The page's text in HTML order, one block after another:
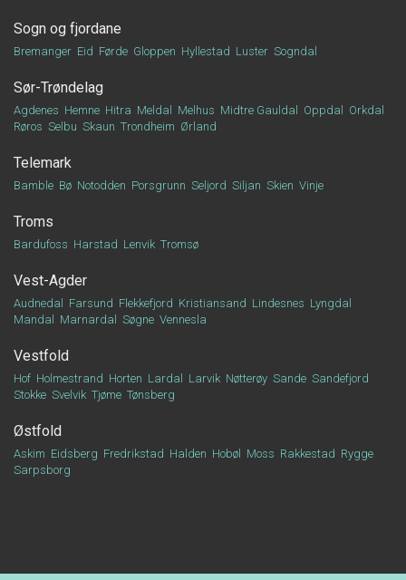
Sogn og fjordane
Bremanger Eid Førde Gloppen Hyllestad Luster Sogndal
Sør-Trøndelag
Agdenes Hemne Hitra Meldal Melhus Midtre Gauldal Oppdal
Orkdal
Røros Selbu Skaun Trondheim Ørland
Telemark
Bamble Bø Notodden Porsgrunn Seljord Siljan Skien Vinje
Troms
Bardufoss Harstad Lenvik Tromsø
Vest-Agder
Audnedal Farsund Flekkefjord Kristiansand Lindesnes Lyngdal
Mandal
Marnardal Søgne Vennesla
Vestfold
Hof Holmestrand Horten Lardal Larvik Nøtterøy Sande Sandefjord
Stokke Svelvik Tjøme Tønsberg
Østfold
Askim Eidsberg Fredrikstad Halden Hobøl Moss Rakkestad Rygge
Sarpsborg